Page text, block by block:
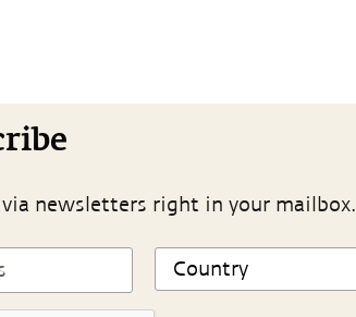
newsletters right in your mailbox.